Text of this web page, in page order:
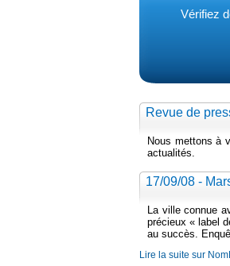
Vérifiez
Revue de
Nous mettons à
actualités.
17/09/08 -
La ville connue
précieux « label
au succès.
Lire la suite sur